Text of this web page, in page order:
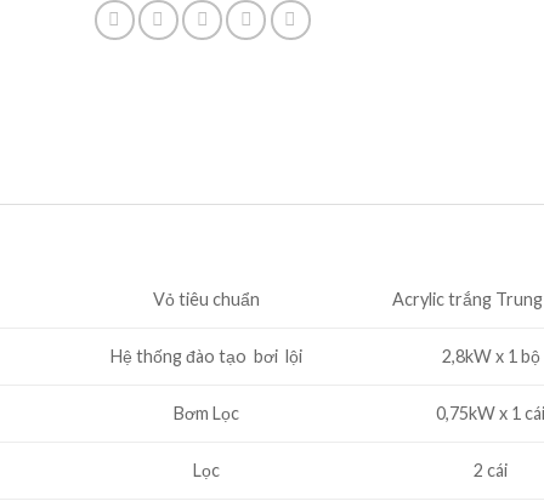
Vỏ tiêu chuẩn Acrylic trắng
Hệ thống đào tạo bơi lội 2,8kW x 1 bộ
Bơm Lọc 0,75kW x 1
Lọc 2 cái